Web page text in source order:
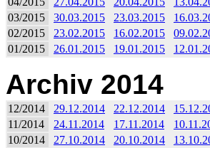
03/2015
30.03.2015 23.03.2015
02/2015
23.02.2015 16.02.2015
01/2015
26.01.2015 19.01.2015
Archiv 2014
12/2014 29.12.2014 22.12.2014
11/2014
24.11.2014 17.11.2014
10/2014
27.10.2014 20.10.2014